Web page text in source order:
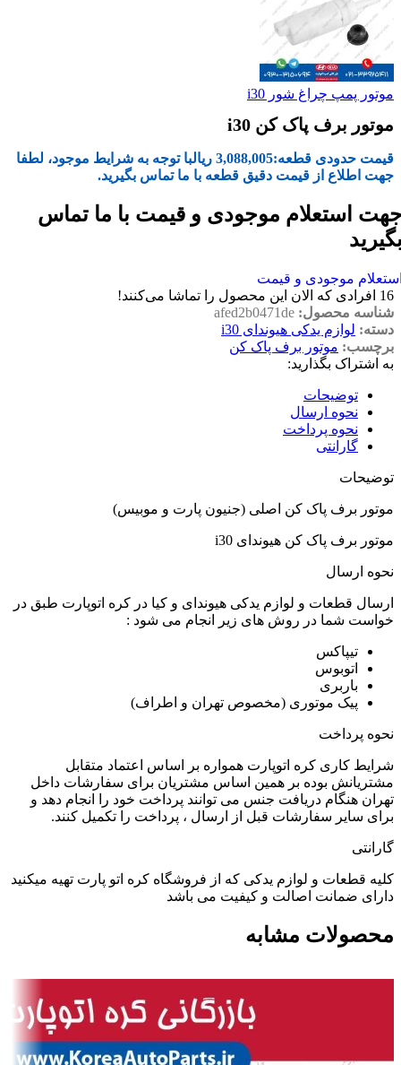
موتور پمپ چراغ شور i30
موتور برف پاک کن i30
قیمت حدودی قطعه:3,088,005 ریالبا توجه به شرایط موجود، لطفا
جهت اطلاع از قیمت دقیق قطعه با ما تماس بگیرید.
استعلام موجودی و قیمت با ما تماس
موجودی و قیمت
16 افرادی که الان این محصول را تماشا می‌کنند!
شناسه محصول: afed2b0471de
دسته: لوازم یدکی هیوندای i30
برچسب: موتور برف پاک کن
به اشتراک بگذارید:
توضیحات
نحوه ارسال
نحوه پرداخت
گارانتی
توضیحات
موتور برف پاک کن اصلی (جنیون پارت و موبیس)
موتور برف پاک کن هیوندای i30
نحوه ارسال
ارسال قطعات و لوازم یدکی هیوندای و کیا در کره اتوپارت طبق در
خواست شما در روش های زیر انجام می شود :
تیپاکس
اتوبوس
باربری
پیک موتوری (مخصوص تهران و اطراف)
نحوه پرداخت
شرایط کاری کره اتوپارت همواره بر اساس اعتماد متقابل
مشتریانش بوده بر همین اساس مشتریان برای سفارشات داخل
تهران هنگام دریافت جنس می توانند پرداخت خود را انجام دهد و
برای سایر سفارشات قبل از ارسال ، پرداخت را تکمیل کنند.
گارانتی
کلیه قطعات و لوازم یدکی که از فروشگاه کره اتو پارت تهیه میکنید
دارای ضمانت اصالت و کیفیت می باشد
محصولات مشابه